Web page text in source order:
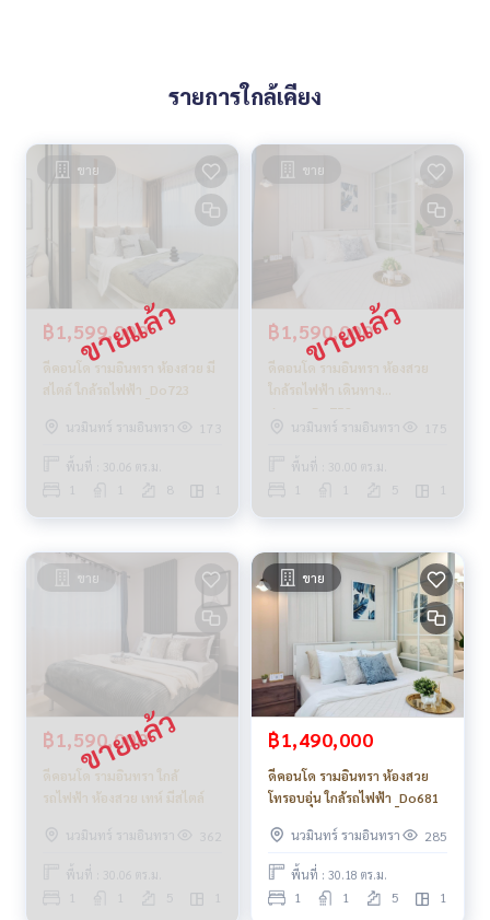
รายการใกล้เคียง
ขาย
฿1,599,000
ดีคอนโด รามอินทรา ห้องสวย มี
สไตล์ ใกล้รถไฟฟ้า _Do723
นวมินทร์ รามอินทรา 173
พื้นที่ : 30.06 ตร.ม.
8
ขาย
฿1,590,000
ดีคอนโด รามอินทรา ห้องสวย
ใกล้รถไฟฟ้า เดินทาง
สะดวก_Do752
นวมินทร์ รามอินทรา
175
พื้นที่ : 30.00 ตร.ม.
5
ขาย
฿1,590,000
ดีคอนโด รามอินทรา ใกล้
รถไฟฟ้า ห้องสวย เทห์ มีสไตล์
นวมินทร์ รามอินทรา 362
พื้นที่ : 30.06 ตร.ม.
5
ขาย
฿1,490,000
ดีคอนโด รามอินทรา ห้องสวย
โทรอบอุ่น ใกล้รถไฟฟ้า _Do681
นวมินทร์ รามอินทรา 285
พื้นที่ : 30.18 ตร.ม.
1 1 5 1